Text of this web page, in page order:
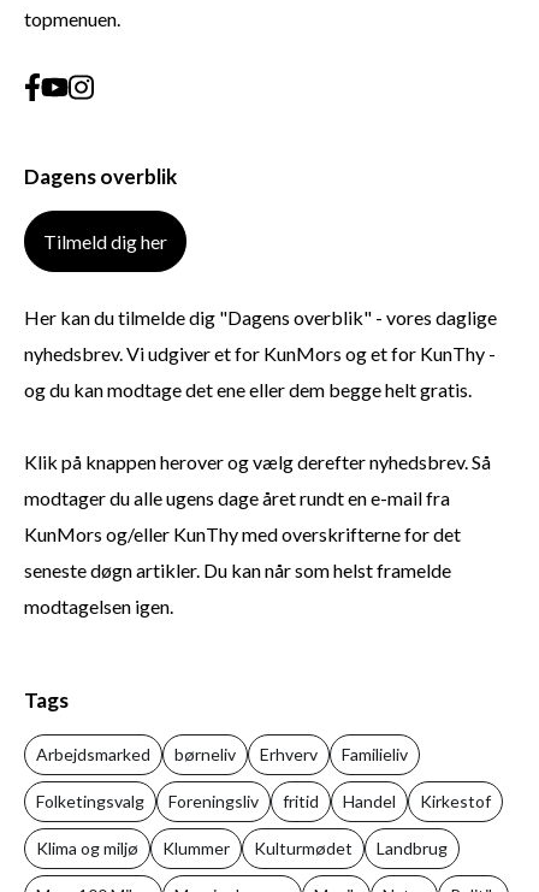
topmenuen.
Dagens overblik
Tilmeld dig her
Her kan du tilmelde dig "Dagens overblik" - vores daglige
nyhedsbrev. Vi udgiver et for KunMors og et for KunThy -
og du kan modtage det ene eller dem begge helt gratis.
Klik på knappen herover og vælg derefter nyhedsbrev. Så
modtager du alle ugens dage året rundt en e-mail fra
KunMors og/eller KunThy med overskrifterne for det
seneste døgn artikler. Du kan når som helst framelde
modtagelsen igen.
Tags
Arbejdsmarked børneliv Erhverv Familieliv
Folketingsvalg Foreningsliv fritid Handel Kirkestof
Klima og miljø Klummer Kulturmødet Landbrug